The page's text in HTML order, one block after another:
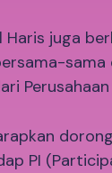
juga
PI